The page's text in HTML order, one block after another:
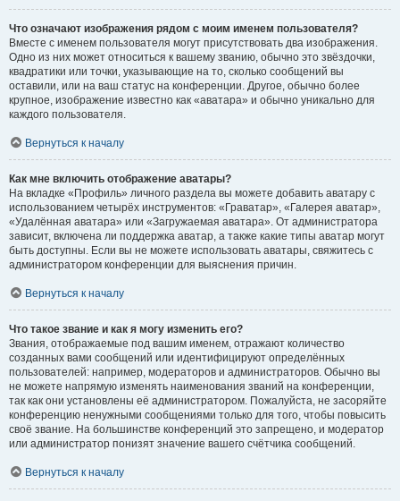
Что означают изображения рядом с моим именем пользователя?
Вместе с именем пользователя могут присутствовать два изображения.
Одно из них может относиться к вашему званию, обычно это звёздочки,
квадратики или точки, указывающие на то, сколько сообщений вы
оставили, или на ваш статус на конференции. Другое, обычно более
крупное, изображение известно как «аватара» и обычно уникально для
каждого пользователя.
Вернуться к началу
Как мне включить отображение аватары?
На вкладке «Профиль» личного раздела вы можете добавить аватару с
использованием четырёх инструментов: «Граватар», «Галерея аватар»,
«Удалённая аватара» или «Загружаемая аватара». От администратора
зависит, включена ли поддержка аватар, а также какие типы аватар могут
быть доступны. Если вы не можете использовать аватары, свяжитесь с
администратором конференции для выяснения причин.
Вернуться к началу
Что такое звание и как я могу изменить его?
Звания, отображаемые под вашим именем, отражают количество
созданных вами сообщений или идентифицируют определённых
пользователей: например, модераторов и администраторов. Обычно вы
не можете напрямую изменять наименования званий на конференции,
так как они установлены её администратором. Пожалуйста, не засоряйте
конференцию ненужными сообщениями только для того, чтобы повысить
своё звание. На большинстве конференций это запрещено, и модератор
или администратор понизят значение вашего счётчика сообщений.
Вернуться к началу